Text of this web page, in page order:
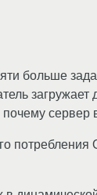
больше
сервер
потребления